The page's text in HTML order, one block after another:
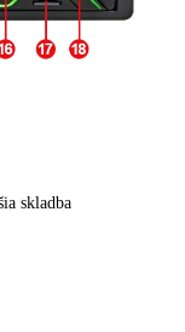
skladba